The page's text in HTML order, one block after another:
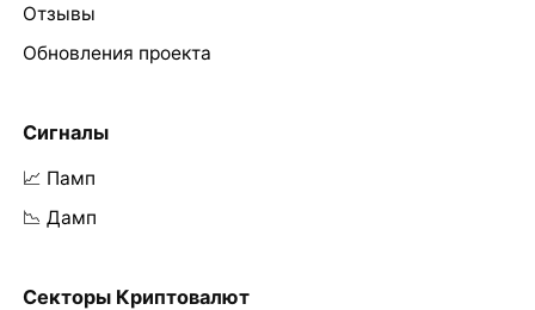
Отзывы
Обновления проекта
Сигналы
📈 Памп
📉 Дамп
Секторы Криптовалют